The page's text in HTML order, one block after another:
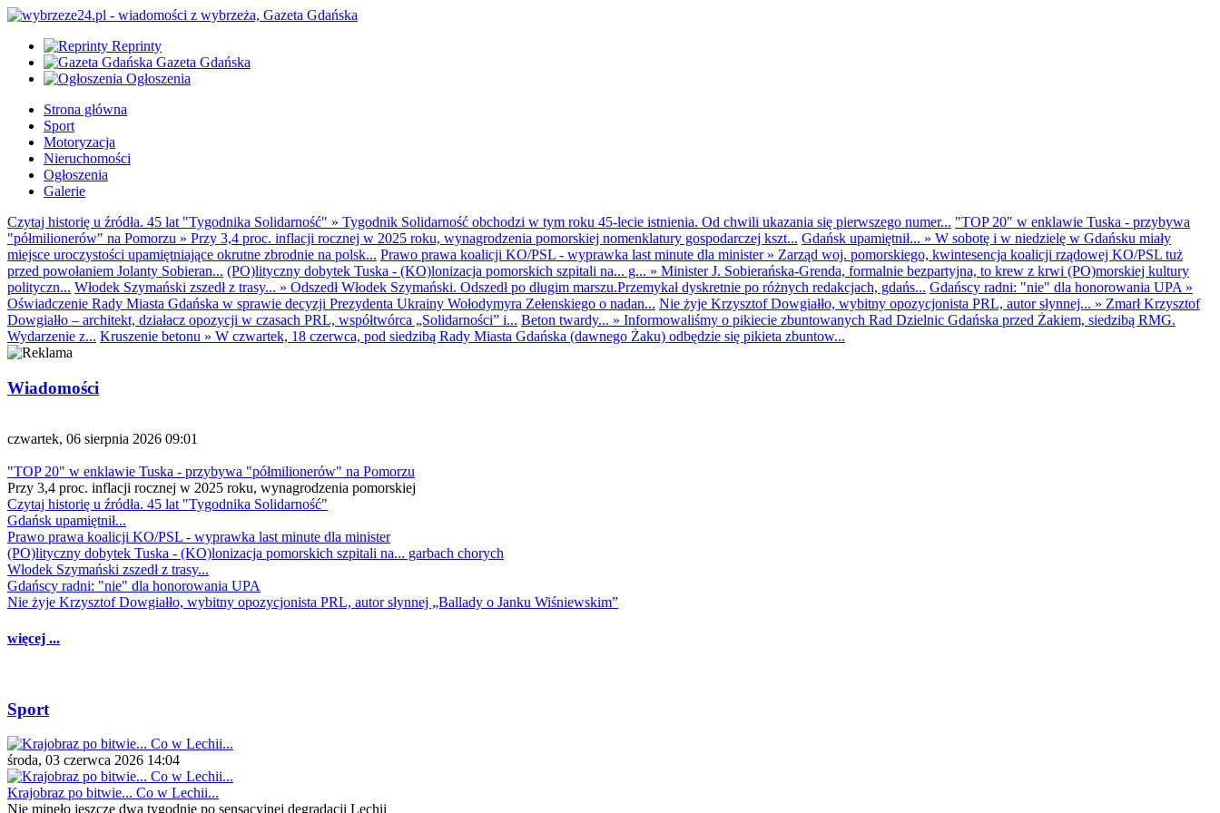
Reprinty
Gazeta Gdańska
Ogłoszenia
Strona główna
Sport
Motoryzacja
Nieruchomości
Ogłoszenia
Galerie
Czytaj historię u źródła. 45 lat "Tygodnika Solidarność" » Tygodnik Solidarność obchodzi w tym roku 45-lecie istnienia. Od chwili ukazania się pierwszego numer... "TOP 20" w enklawie Tuska - przybywa
"półmilionerów" na Pomorzu » Przy 3,4 proc. inflacji rocznej w 2025 roku, wynagrodzenia pomorskiej nomenklatury gospodarczej kszt... Gdańsk upamiętnił... » W sobotę i w niedzielę w Gdańsku miały
miejsce uroczystości upamiętniające okrutne zbrodnie na polsk... Prawo prawa koalicji KO/PSL - wyprawka last minute dla minister» Zarząd woj. pomorskiego, kwintesencja koalicji rządowej KO/PSL tuż
przed powołaniem Jolanty Sobieran... (PO)lityczny dobytek Tuska - (KO)lonizacja pomorskich szpitali na... g... » Minister J. Sobierańska-Grenda, formalnie bezpartyjna, to krew z krwi (PO)morskiej kultury
polityczn... Włodek Szymański zszedł z trasy... » Odszedł Włodek Szymański. Odszedł po długim marszu.Przemykał dyskretnie po różnych redakcjach, gdańs... Gdańscy radni: "nie" dla honorowania UPA »
Oświadczenie Rady Miasta Gdańska w sprawie decyzji Prezydenta Ukrainy Wołodymyra Zełenskiego o nadan... Nie żyje Krzysztof Dowgiałło, wybitny opozycjonista PRL, autor słynnej... » Zmarł Krzysztof
Dowgiałło – architekt, działacz opozycji w czasach PRL, współtwórca „Solidarności” i... Beton twardy... » Informowaliśmy o pikiecie zbuntowanych Rad Dzielnic Gdańska przed Żakiem, siedzibą RMG.
Wydarzenie z... Kruszenie betonu » W czwartek, 18 czerwca, pod siedzibą Rady Miasta Gdańska (dawnego Żaku) odbędzie się pikieta zbuntow...
Wiadomości
czwartek, 06 sierpnia 2026 09:01
"TOP 20" w enklawie Tuska - przybywa "półmilionerów" na Pomorzu
Przy 3,4 proc. inflacji rocznej w 2025 roku, wynagrodzenia pomorskiej
Czytaj historię u źródła. 45 lat "Tygodnika Solidarność"
Gdańsk upamiętnił...
Prawo prawa koalicji KO/PSL - wyprawka last minute dla minister
(PO)lityczny dobytek Tuska - (KO)lonizacja pomorskich szpitali na... garbach chorych
Włodek Szymański zszedł z trasy...
Gdańscy radni: "nie" dla honorowania UPA
Nie żyje Krzysztof Dowgiałło, wybitny opozycjonista PRL, autor słynnej „Ballady o Janku Wiśniewskim”
więcej ...
Sport
środa, 03 czerwca 2026 14:04
Krajobraz po bitwie... Co w Lechii...
Nie minęło jeszcze dwa tygodnie po sensacyjnej degradacji Lechii